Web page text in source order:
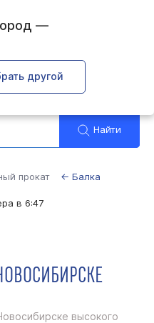
—
другой
Найти
прокат
← Балка
в 6:47
высокого